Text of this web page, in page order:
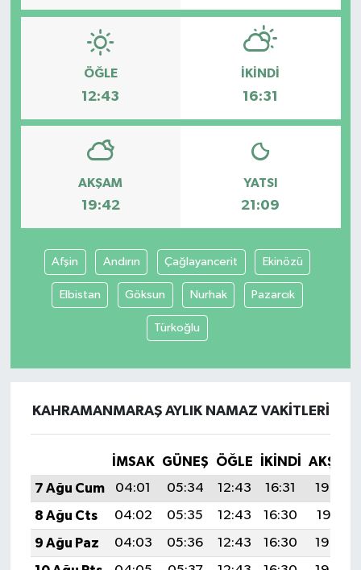
ÖĞLE
12:43
İKINDI
16:31
AKŞAM
19:42
YATSI
21:09
Afşin Andırın Çağlayancerit Ekinözü
Elbistan Göksun Nurhak Pazarcık
Türkoğlu
KAHRAMANMARAŞ AYLIK NAMAZ VAKITLERI
İMSAK GÜNEŞ ÖĞLE İKINDI
AKŞAM
7 Ağu Cum
04:01 05:34 12:43 16:31
19:42
8 Ağu Cts
04:02 05:35 12:43 16:30
19:41
9 Ağu Paz
04:03 05:36 12:43 16:30
19:40